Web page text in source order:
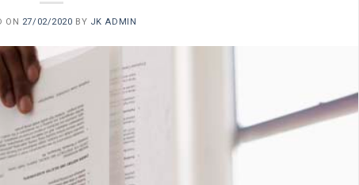
ON 27/02/2020 BY JK ADMIN